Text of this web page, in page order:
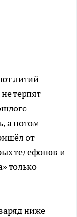
литий-
терпят
—
а потом
от
телефонов и
только
ниже